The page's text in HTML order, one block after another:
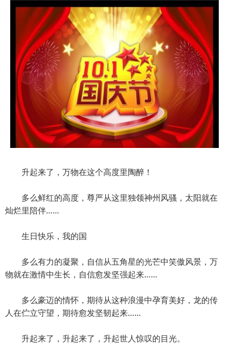
升起来了，万物在这个高度里陶醉！
多么鲜红的高度，尊严从这里独领神州风骚，太阳就在
灿烂里陪伴……
生日快乐，我的国
多么有力的凝聚，自信从五角星的光芒中笑傲风景，万
物就在激情中生长，自信愈发坚强起来……
多么豪迈的情怀，期待从这种浪漫中孕育美好，龙的传
人在伫立守望，期待愈发坚韧起来……
升起来了，升起来了，升起世人惊叹的目光。